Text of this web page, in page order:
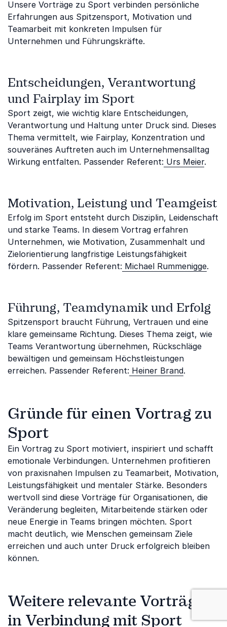
Unsere Vorträge zu Sport verbinden persönliche
Erfahrungen aus Spitzensport, Motivation und
Teamarbeit mit konkreten Impulsen für
Unternehmen und Führungskräfte.
Entscheidungen, Verantwortung
und Fairplay im Sport
Sport zeigt, wie wichtig klare Entscheidungen,
Verantwortung und Haltung unter Druck sind. Dieses
Thema vermittelt, wie Fairplay, Konzentration und
souveränes Auftreten auch im Unternehmensalltag
Wirkung entfalten. Passender Referent: Urs Meier.
Motivation, Leistung und Teamgeist
Erfolg im Sport entsteht durch Disziplin, Leidenschaft
und starke Teams. In diesem Vortrag erfahren
Unternehmen, wie Motivation, Zusammenhalt und
Zielorientierung langfristige Leistungsfähigkeit
fördern. Passender Referent: Michael Rummenigge.
Führung, Teamdynamik und Erfolg
Spitzensport braucht Führung, Vertrauen und eine
klare gemeinsame Richtung. Dieses Thema zeigt, wie
Teams Verantwortung übernehmen, Rückschläge
bewältigen und gemeinsam Höchstleistungen
erreichen. Passender Referent: Heiner Brand.
Gründe für einen Vortrag zu
Sport
Ein Vortrag zu Sport motiviert, inspiriert und schafft
emotionale Verbindungen. Unternehmen profitieren
von praxisnahen Impulsen zu Teamarbeit, Motivation,
Leistungsfähigkeit und mentaler Stärke. Besonders
wertvoll sind diese Vorträge für Organisationen, die
Veränderung begleiten, Mitarbeitende stärken oder
neue Energie in Teams bringen möchten. Sport
macht deutlich, wie Menschen gemeinsam Ziele
erreichen und auch unter Druck erfolgreich bleiben
können.
Weitere relevante Vorträge
in Verbindung mit Sport
: Sport